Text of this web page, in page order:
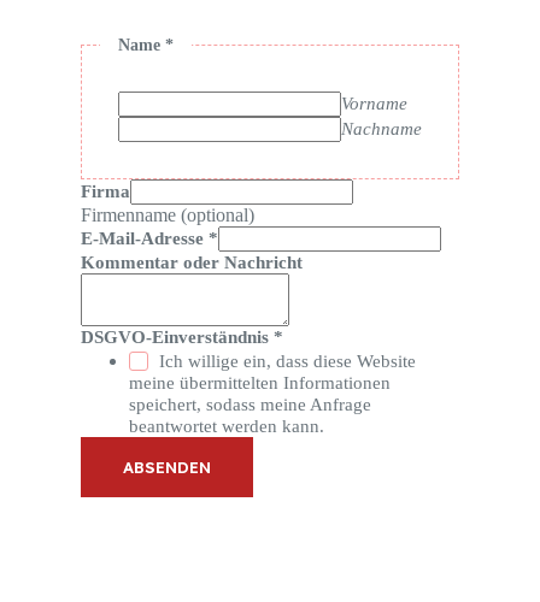
Name *
Vorname
Nachname
Firma
Firmenname (optional)
E-Mail-Adresse *
Kommentar oder Nachricht
DSGVO-Einverständnis *
Ich willige ein, dass diese Website
meine übermittelten Informationen
speichert, sodass meine Anfrage
beantwortet werden kann.
ABSENDEN